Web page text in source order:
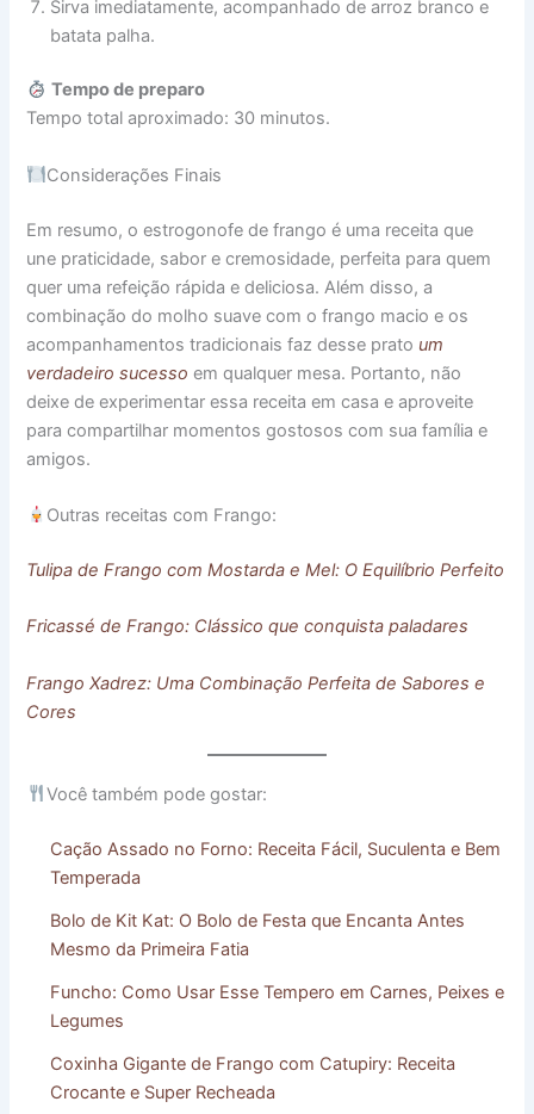
Sirva imediatamente, acompanhado de arroz branco e
batata palha.
Tempo de preparo
Tempo total aproximado: 30 minutos.
Considerações Finais
Em resumo, o estrogonofe de frango é uma receita que
une praticidade, sabor e cremosidade, perfeita para quem
quer uma refeição rápida e deliciosa. Além disso, a
combinação do molho suave com o frango macio e os
acompanhamentos tradicionais faz desse prato um
verdadeiro sucesso em qualquer mesa. Portanto, não
deixe de experimentar essa receita em casa e aproveite
para compartilhar momentos gostosos com sua família e
amigos.
Outras receitas com Frango:
Tulipa de Frango com Mostarda e Mel: O Equilíbrio Perfeito
Fricassé de Frango: Clássico que conquista paladares
Frango Xadrez: Uma Combinação Perfeita de Sabores e
Cores
Você também pode gostar:
Cação Assado no Forno: Receita Fácil, Suculenta e Bem
Temperada
Bolo de Kit Kat: O Bolo de Festa que Encanta Antes
Mesmo da Primeira Fatia
Funcho: Como Usar Esse Tempero em Carnes, Peixes e
Legumes
Coxinha Gigante de Frango com Catupiry: Receita
Crocante e Super Recheada